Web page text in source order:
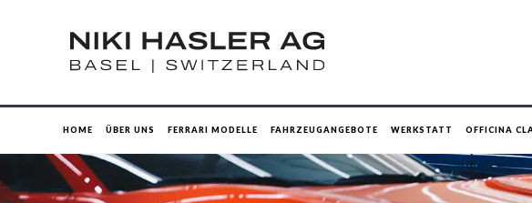
HOME ÜBER UNS FERRARI MODELLE FAHRZEUGANGEBOTE WERKSTATT OFFICINA